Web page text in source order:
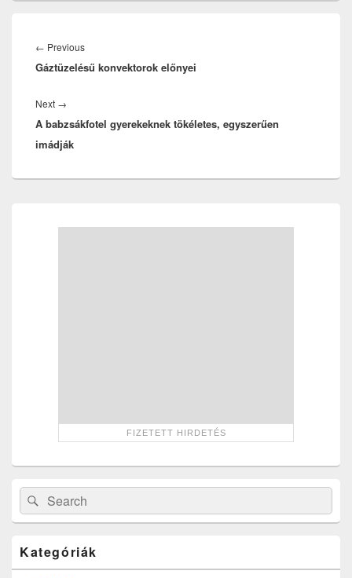
navigáció
← PreviousPrevious
post:
Gáztüzelésű konvektorok előnyei
Next →
post:
A babzsákfotel gyerekeknek tökéletes, egyszerűen
imádják
Search
for:
Search
Kategóriák